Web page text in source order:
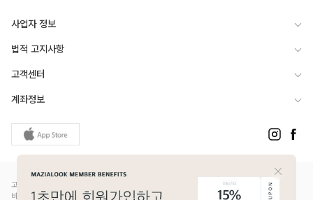
사업자 정보
법적 고지사항
고객센터
계좌정보
고객님은 안전거래를 위해 현금 등으로 결제 시 저희 쇼핑몰에서 가입한 PG사의 구매안전서
비스를 이용하실 수 있습니다.